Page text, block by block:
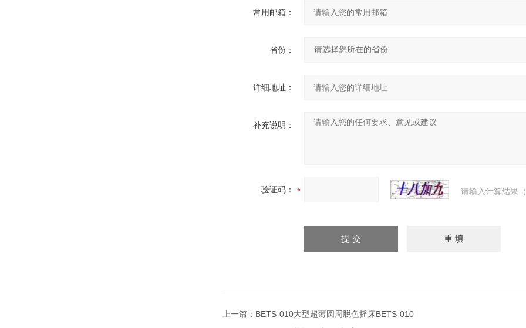
常用邮箱：
省份：
详细地址：
补充说明：
验证码： 请输入计算结果
上一篇： BETS-010大型超薄圆周脱色摇床BETS-010